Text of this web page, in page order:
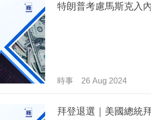
特朗普考慮馬斯克入
時事 26 Aug 2024
拜登退選｜美國總統